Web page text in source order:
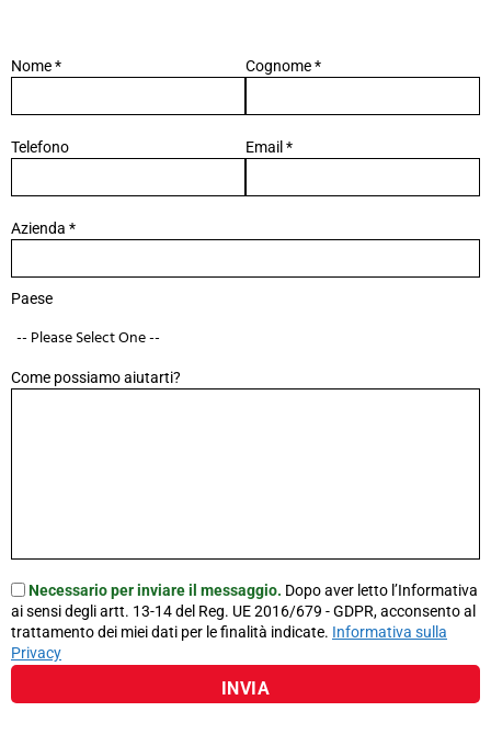
Nome * Cognome *
Telefono Email *
Azienda *
Paese
Come possiamo aiutarti?
Necessario per inviare il messaggio. Dopo aver letto l’Informativa
ai sensi degli artt. 13-14 del Reg. UE 2016/679 - GDPR, acconsento al
trattamento dei miei dati per le finalità indicate. Informativa sulla
Privacy